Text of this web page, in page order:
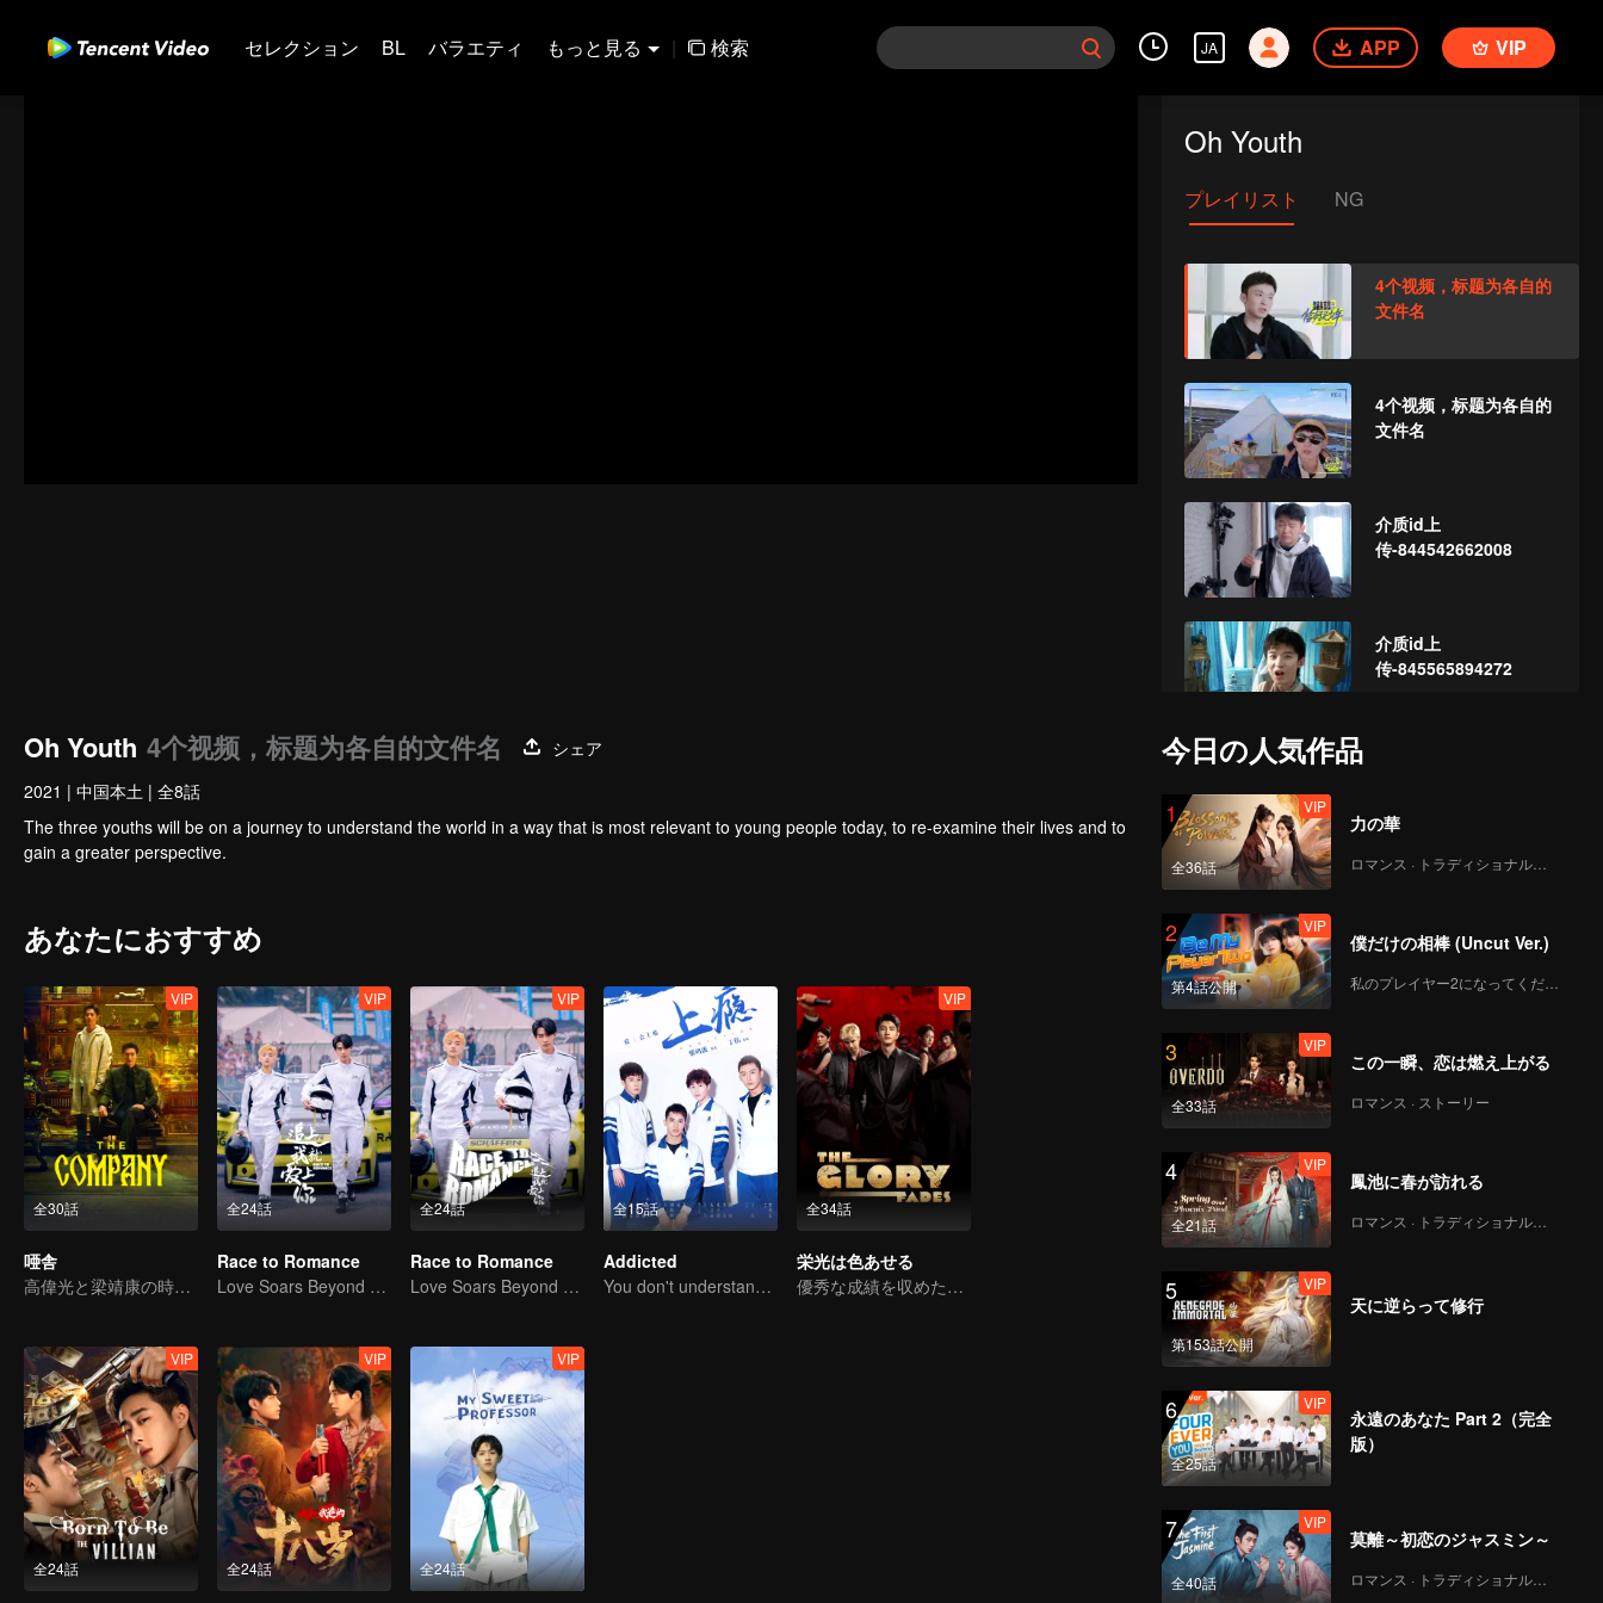
セレクション BL バラエティ もっと見る | 検索 JA APP VIP
Oh Youth
プレイリスト NG
4个视频，标题为各自的
文件名
4个视频，标题为各自的
文件名
介质id上
传-844542662008
介质id上
传-845565894272
Oh Youth 4个视频，标题为各自的文件名
シェア
2021 | 中国本土 | 全8話
The three youths will be on a journey to understand the world in a way that is most relevant to young people today, to re-examine their lives and to
gain a greater perspective.
あなたにおすすめ
全30話
VIP
唖舎
高偉光と梁靖康の時空を超える旅
全24話
VIP
Race to Romance
Love Soars Beyond Borders, Glory United as Partners
全24話
VIP
Race to Romance
Love Soars Beyond Borders, Glory United as Partners
全15話
Addicted
You don't understand, It's also love
全34話
VIP
栄光は色あせる
優秀な成績を収めた兄弟、金漢と周俊偉が武術の世界に足を踏み入れる
全24話
VIP
全24話
VIP
全24話
VIP
今日の人気作品
1
全36話
VIP
力の華
ロマンス · トラディショナル・コスチューム
2
第4話公開
VIP
僕だけの相棒 (Uncut Ver.)
私のプレイヤー2になってください
3
全33話
VIP
この一瞬、恋は燃え上がる
ロマンス · ストーリー
4
全21話
VIP
鳳池に春が訪れる
ロマンス · トラディショナル・コスチューム
5
第153話公開
VIP
天に逆らって修行
6
全25話
VIP
永遠のあなた Part 2（完全
版）
7
全40話
VIP
莫離～初恋のジャスミン～
ロマンス · トラディショナル・コスチューム